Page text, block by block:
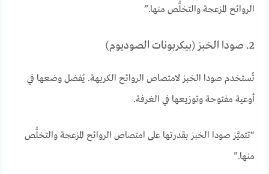
الروائح المزعجة والتخلُّص منها.”
2. صودا الخبز (بيكربونات الصوديوم)
تُستخدم صودا الخبز لامتصاص الروائح الكريهة. يُفضل وضعها في
أوعية مفتوحة وتوزيعها في الغرفة.
“تتميَّز صودا الخبز بقدرتها على امتصاص الروائح المزعجة والتخلُّص
منها.”